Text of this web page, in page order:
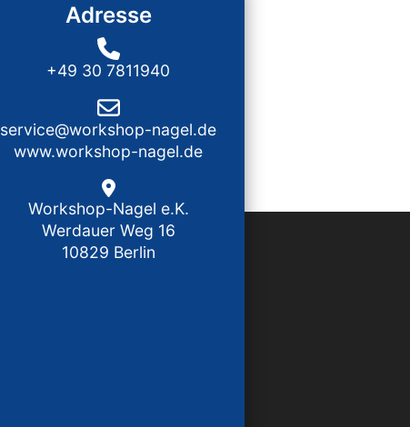
Adresse
+49 30 7811940
service@workshop-nagel.de
www.workshop-nagel.de
Workshop-Nagel e.K.
Werdauer Weg 16
10829 Berlin